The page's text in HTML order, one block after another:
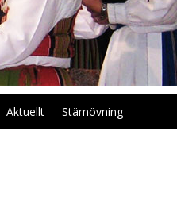
Aktuellt Stämövning